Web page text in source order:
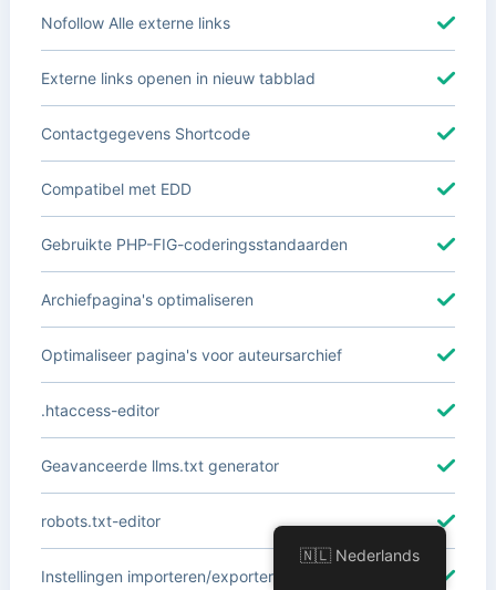
Nofollow Alle externe links
Externe links openen in nieuw tabblad
Contactgegevens Shortcode
Compatibel met EDD
Gebruikte PHP-FIG-coderingsstandaarden
Archiefpagina's optimaliseren
Optimaliseer pagina's voor auteursarchief
.htaccess-editor
Geavanceerde llms.txt generator
robots.txt-editor
Instellingen importeren/exporteren
🇳🇱 Nederlands